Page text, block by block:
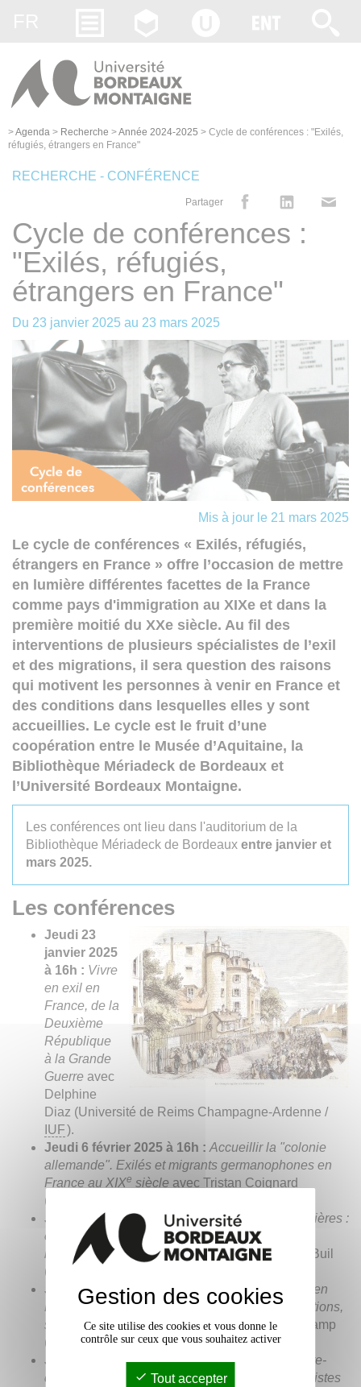
>Agenda > Recherche >Année 2024-2025 > Cycle de conférences : "Exilés,
réfugiés, étrangers en France"
RECHERCHE - CONFÉRENCE
Partager
Cycle de conférences :
"Exilés, réfugiés,
étrangers en France"
Du 23 janvier 2025 au 23 mars 2025
Mis à jour le 21 mars 2025
Le cycle de conférences « Exilés, réfugiés,
étrangers en France » offre l’occasion de mettre
en lumière différentes facettes de la France
comme pays d'immigration au XIXe et dans la
première moitié du XXe siècle. Au fil des
interventions de plusieurs spécialistes de l’exil
et des migrations, il sera question des raisons
qui motivent les personnes à venir en France et
des conditions dans lesquelles elles y sont
accueillies. Le cycle est le fruit d’une
coopération entre le Musée d’Aquitaine, la
Bibliothèque Mériadeck de Bordeaux et
l’Université Bordeaux Montaigne.
Les conférences ont lieu dans l'auditorium de la
Bibliothèque Mériadeck de Bordeaux entre janvier et
mars 2025.
Les conférences
Jeudi 23
janvier 2025
à 16h : Vivre
en exil en
France, de la
Deuxième
République
à la Grande
Guerre avec
Delphine
Diaz (Université de Reims Champagne-Ardenne /
IUF).
Jeudi 6 février 2025 à 16h : Accueillir la "colonie
allemande". Exilés et migrants germanophones en
France au XIXe siècle avec Tristan Coignard
(Université Bordeaux Montaigne -
Jeudi 13 février 2025 à 16h : Au-delà des frontières :
exils et migrations en provenance d'Espagne à
l'époque contemporaineavec Aranzazu Sarria Buil
(Université Bordeaux Montaigne -
Jeudi 13 mars 2025 à 16h :
Juifs d'Allemagne en
France, 1933 - 1953 : exil, persécution, déportations,
survie et reconstructionavec Dorothea Bohnekamp
(Université Rennes 2).
Jeudi 20 mars 2025 à 16h :La France de l'entre-
deux-guerres, une terre d'asile pour les antifascistes
Gestion des cookies
Ce site utilise des cookies et vous donne le
contrôle sur ceux que vous souhaitez activer
Tout accepter